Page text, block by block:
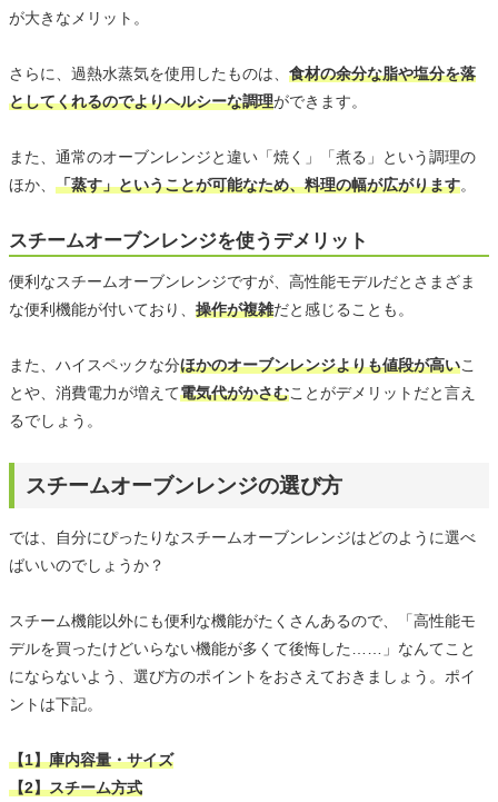
が大きなメリット。
さらに、過熱水蒸気を使用したものは、 食材の余分な脂や塩分を落
としてくれるのでよりヘルシーな調理ができます。
また、通常のオーブンレンジと違い「焼く」「煮る」という調理の
ほか、 「蒸す」ということが可能なため、料理の幅が広がります。
スチームオーブンレンジを使うデメリット
便利なスチームオーブンレンジですが、高性能モデルだとさまざま
な便利機能が付いており、 操作が複雑だと感じることも。
また、ハイスペックな分ほかのオーブンレンジよりも値段が高いこ
とや、消費電力が増えて電気代がかさむことがデメリットだと言え
るでしょう。
スチームオーブンレンジの選び方
では、自分にぴったりなスチームオーブンレンジはどのように選べ
ばいいのでしょうか？
スチーム機能以外にも便利な機能がたくさんあるので、「高性能モ
デルを買ったけどいらない機能が多くて後悔した……」なんてこと
にならないよう、選び方のポイントをおさえておきましょう。ポイ
ントは下記。
【1】庫内容量・サイズ
【2】スチーム方式